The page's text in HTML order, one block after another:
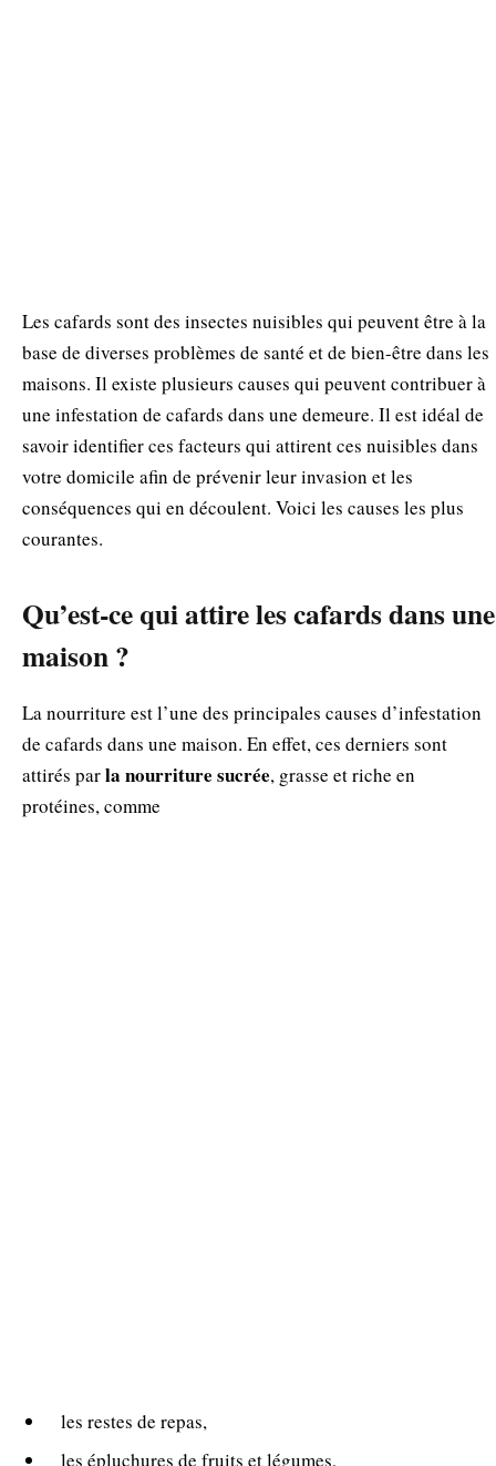
Les cafards sont des insectes nuisibles qui peuvent être à la
base de diverses problèmes de santé et de bien-être dans les
maisons. Il existe plusieurs causes qui peuvent contribuer à
une infestation de cafards dans une demeure. Il est idéal de
savoir identifier ces facteurs qui attirent ces nuisibles dans
votre domicile afin de prévenir leur invasion et les
conséquences qui en découlent. Voici les causes les plus
courantes.
Qu’est-ce qui attire les cafards dans une
maison ?
La nourriture est l’une des principales causes d’infestation
de cafards dans une maison. En effet, ces derniers sont
attirés parla nourriture sucrée, grasse et riche en
protéines, comme
les restes de repas,
les épluchures de fruits et légumes,